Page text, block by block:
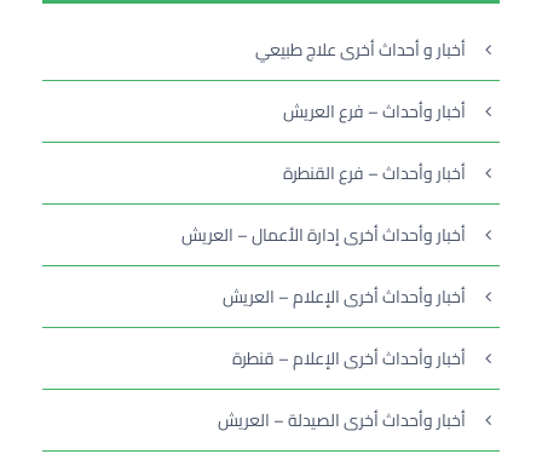
أخبار و أحداث أخرى علاج طبيعي
أخبار وأحداث – فرع العريش
أخبار وأحداث – فرع القنطرة
أخبار وأحداث أخرى إدارة الأعمال – العريش
أخبار وأحداث أخرى الإعلام – العريش
أخبار وأحداث أخرى الإعلام – قنطرة
أخبار وأحداث أخرى الصيدلة – العريش